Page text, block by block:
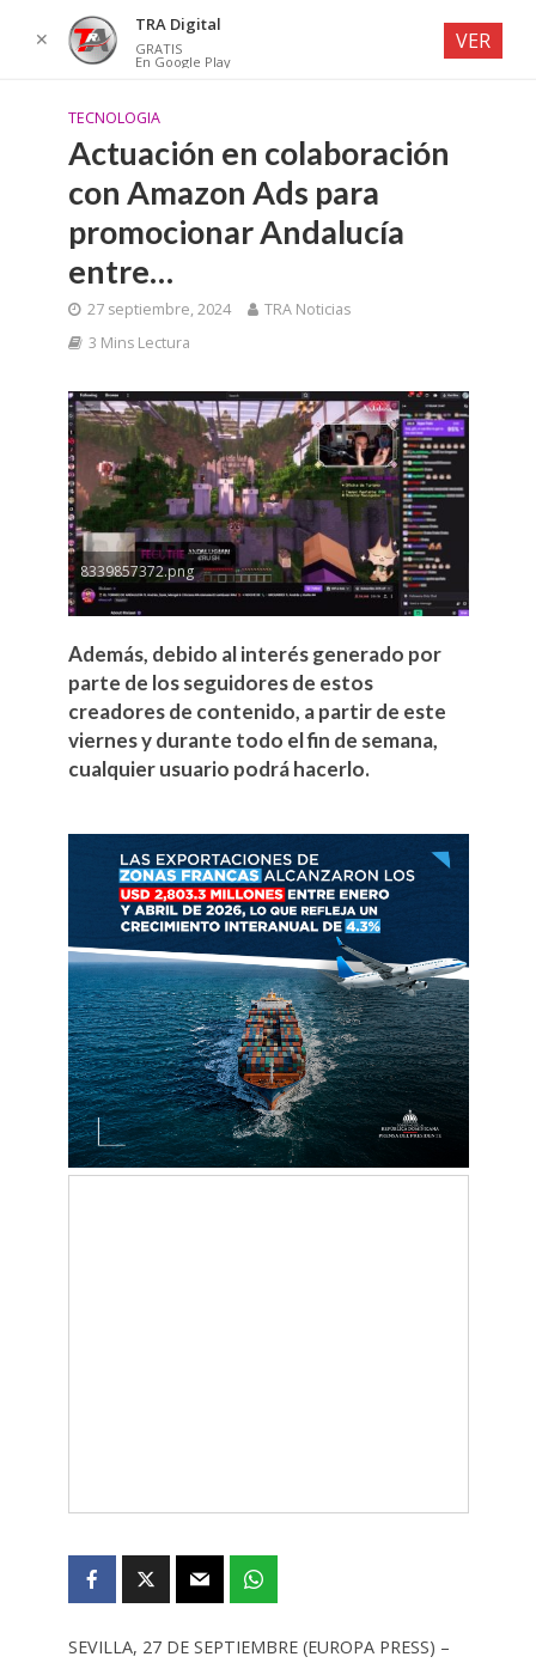
TECNOLOGIA
Actuación en colaboración
con Amazon Ads para
promocionar Andalucía
entre…
27 septiembre, 2024
TRA Noticias
3 Mins Lectura
8339857372.png
Además, debido al interés generado por
parte de los seguidores de estos
creadores de contenido, a partir de este
viernes y durante todo el fin de semana,
cualquier usuario podrá hacerlo.
SEVILLA, 27 DE SEPTIEMBRE (EUROPA PRESS) –
✕
TRA Digital
GRATIS
En Google Play
VER